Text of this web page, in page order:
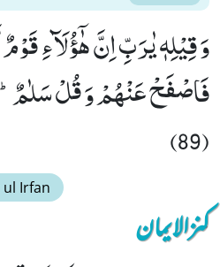
فَاصْفَحْ عَنْهُمْ وَ قُلْ
(89)
ul Irfan
کنزالایمان